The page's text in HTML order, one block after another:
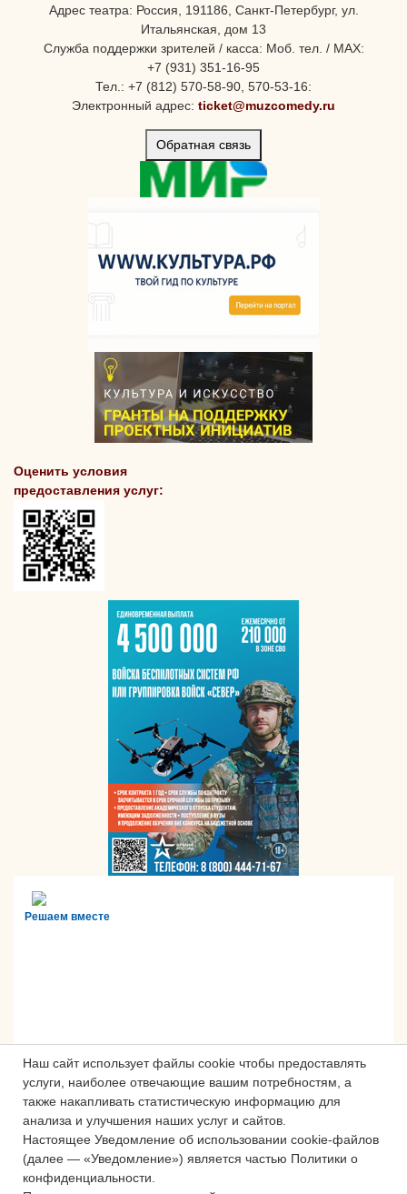
Наш сайт использует файлы cookie чтобы предоставлять
услуги, наиболее отвечающие вашим потребностям, а
также накапливать статистическую информацию для
анализа и улучшения наших услуг и сайтов.
Настоящее Уведомление об использовании cookie-файлов
(далее — «Уведомление») является частью Политики о
конфиденциальности.
Адрес театра: Россия, 191186, Санкт-Петербург, ул.
Итальянская, дом 13
Служба поддержки зрителей / касса: Моб. тел. / MAX:
+7 (931) 351-16-95
Тел.: +7 (812) 570-58-90, 570-53-16:
Электронный адрес: ticket@muzcomedy.ru
Обратная связь
Оценить условия
предоставления услуг:
Решаем вместе
Сложности с получением «Пушкинской
карты» или приобретением билетов?